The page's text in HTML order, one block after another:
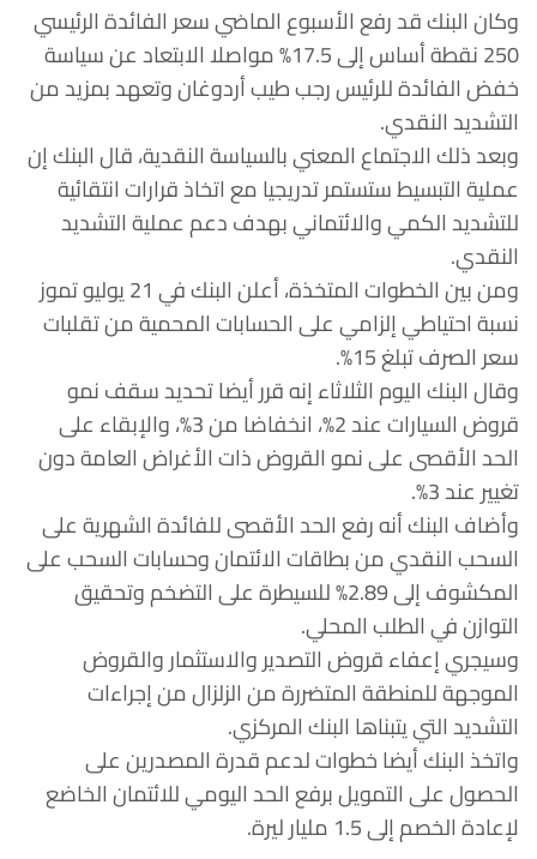
وكان البنك قد رفع الأسبوع الماضي سعر الفائدة الرئيسي
250 نقطة أساس إلى 17.5% مواصلا الابتعاد عن سياسة
خفض الفائدة للرئيس رجب طيب أردوغان وتعهد بمزيد من
التشديد النقدي.
وبعد ذلك الاجتماع المعني بالسياسة النقدية، قال البنك إن
عملية التبسيط ستستمر تدريجيا مع اتخاذ قرارات انتقائية
للتشديد الكمي والائتماني بهدف دعم عملية التشديد
النقدي.
ومن بين الخطوات المتخذة، أعلن البنك في 21 يوليو تموز
نسبة احتياطي إلزامي على الحسابات المحمية من تقلبات
سعر الصرف تبلغ 15%.
وقال البنك اليوم الثلاثاء إنه قرر أيضا تحديد سقف نمو
قروض السيارات عند 2%، انخفاضا من 3%، والإبقاء على
الحد الأقصى على نمو القروض ذات الأغراض العامة دون
تغيير عند 3%.
وأضاف البنك أنه رفع الحد الأقصى للفائدة الشهرية على
السحب النقدي من بطاقات الائتمان وحسابات السحب على
المكشوف إلى 2.89% للسيطرة على التضخم وتحقيق
التوازن في الطلب المحلي.
وسيجري إعفاء قروض التصدير والاستثمار والقروض
الموجهة للمنطقة المتضررة من الزلزال من إجراءات
التشديد التي يتبناها البنك المركزي.
واتخذ البنك أيضا خطوات لدعم قدرة المصدرين على
الحصول على التمويل برفع الحد اليومي للائتمان الخاضع
لإعادة الخصم إلى 1.5 مليار ليرة.